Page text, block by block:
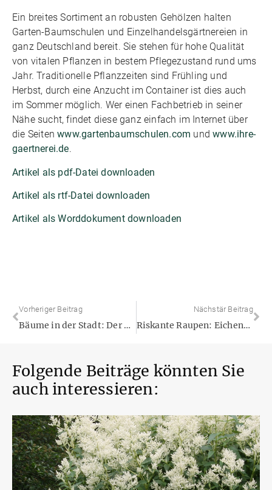
Ein breites Sortiment an robusten Gehölzen halten
Garten-Baumschulen und Einzelhandelsgärtnereien in
ganz Deutschland bereit. Sie stehen für hohe Qualität
von vitalen Pflanzen in bestem Pflegezustand rund ums
Jahr. Traditionelle Pflanzzeiten sind Frühling und
Herbst, durch eine Anzucht im Container ist dies auch
im Sommer möglich. Wer einen Fachbetrieb in seiner
Nähe sucht, findet diese ganz einfach im Internet über
die Seitenwww.gartenbaumschulen.com undwww.ihre-
gaertnerei.de.
Artikel als pdf-Datei downloaden
Artikel als rtf-Datei downloaden
Artikel als Worddokument downloaden
Vorheriger Beitrag
Bäume in der Stadt: Der Mix macht’s – Heimische Arten und Klimabäume: Gemeinsam stark für die Insektenwelt!
Nächstär Beitrag
Riskante Raupen: Eichenprozessionsspinner nicht unterschätzen!
Folgende Beiträge könnten Sie
auch interessieren: